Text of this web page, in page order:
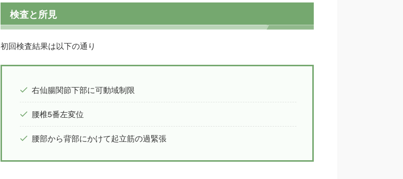
検査と所見
初回検査結果は以下の通り
右仙腸関節下部に可動域制限
腰椎5番左変位
腰部から背部にかけて起立筋の過緊張